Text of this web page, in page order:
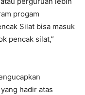
progam
Silat bisa masuk
pencak silat,”
hadir atas